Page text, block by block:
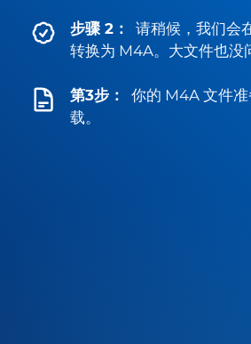
步骤 2：
请稍候，我们会
转换为 M4A。大文件也没
第3步：
你的 M4A 文件
载。